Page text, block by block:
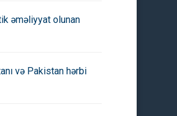
əməliyyat olunan
və Pakistan hərbi